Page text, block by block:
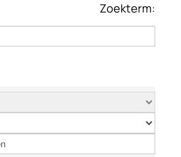
Zoekterm: